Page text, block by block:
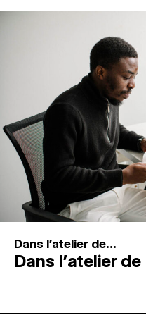
Dans l'atelier de...
Dans l’atelier